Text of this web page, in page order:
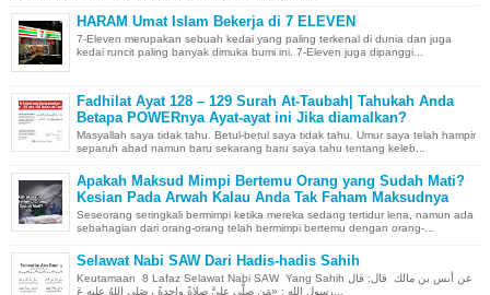
HARAM Umat Islam Bekerja di 7 ELEVEN
7-Eleven merupakan sebuah kedai yang paling terkenal di dunia dan juga
kedai runcit paling banyak dimuka bumi ini. 7-Eleven juga dipanggi...
Fadhilat Ayat 128 – 129 Surah At-Taubah| Tahukah Anda
Betapa POWERnya Ayat-ayat ini Jika diamalkan?
Masyallah saya tidak tahu. Betul-betul saya tidak tahu. Umur saya telah hampir
separuh abad namun baru sekarang baru saya tahu tentang keleb...
Apakah Maksud Mimpi Bertemu Orang yang Sudah Mati?
Kesian Pada Arwah Kalau Anda Tak Faham Maksudnya
Seseorang seringkali bermimpi ketika mereka sedang tertidur lena, namun ada
sebahagian dari orang-orang telah bermimpi bertemu dengan orang-...
Selawat Nabi SAW Dari Hadis-hadis Sahih
Keutamaan 8 Lafaz Selawat Nabi SAW Yang Sahih عن أنس بن مالك قال: قال